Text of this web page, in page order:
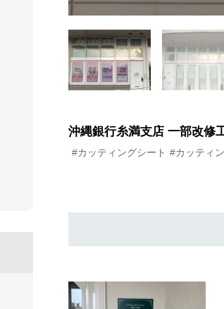
沖縄銀行糸満支店 一部改修
#カッティングシート #カッティ